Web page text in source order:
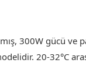
300W gücü ve
20-32°C